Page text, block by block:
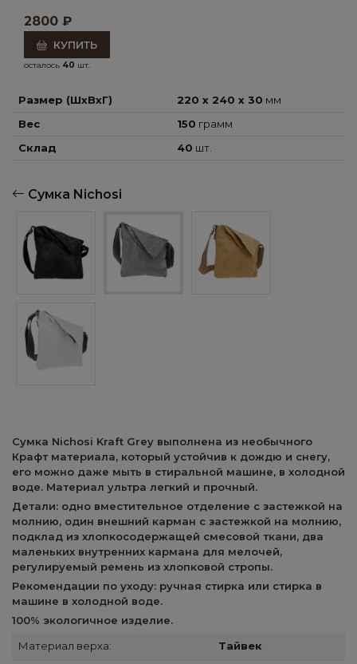
2800 ₽
КУПИТЬ
осталось 40 шт.
Размер (ШхВхГ) 220 x 240 x 30 мм
Вес
150 грамм
Склад
40 шт.
Сумка Nichosi
Сумка Nichosi Kraft Grey выполнена из необычного
Крафт материала, который устойчив к дождю и снегу,
его можно даже мыть в стиральной машине, в холодной
воде. Материал ультра легкий и прочный.
Детали: одно вместительное отделение с застежкой на
молнию, один внешний карман с застежкой на молнию,
подклад из хлопкосодержащей смесовой ткани, два
маленьких внутренних кармана для мелочей,
регулируемый ремень из хлопковой стропы.
Рекомендации по уходу: ручная стирка или стирка в
машине в холодной воде.
100% экологичное изделие.
Материал верха:
Тайвек